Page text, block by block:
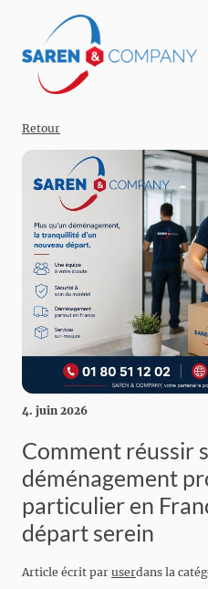
Retour
4. juin 2026
Comment réussir
déménagement
particulier en
départ serein
Article écrit par userdans la